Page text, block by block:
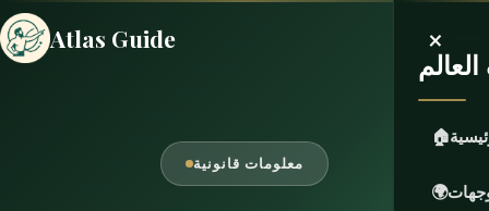
Atlas Guide ×
🏠
🌍
معلومات قانونية